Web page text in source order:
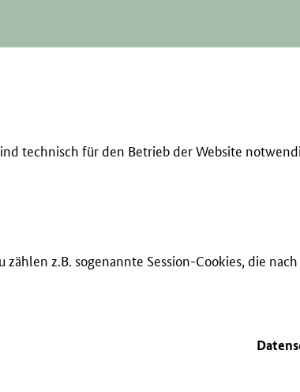
technisch für den Betrieb der Website
z.B. sogenannte Session-Cookies, die